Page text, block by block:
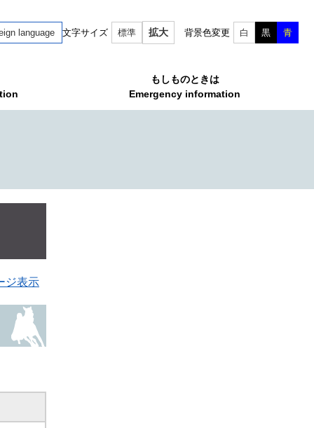
language 文字サイズ 標準 拡大 背景色変更 白 黒 青
もしものときは
Emergency information
ジ表示